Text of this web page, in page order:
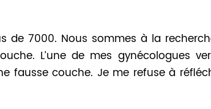
de 7000. Nous sommes à la
L’une de mes gynécologues
fausse couche. Je me refuse à